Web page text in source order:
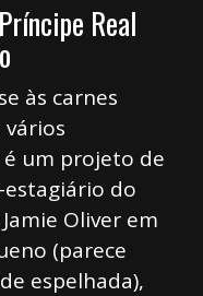
Real
às carnes
um projeto de
do
Oliver em
(parece
espelhada),